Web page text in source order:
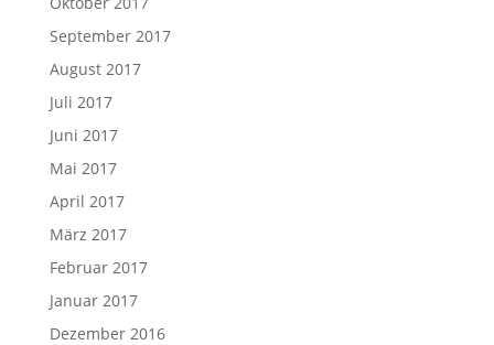
September 2017
August 2017
Juli 2017
Juni 2017
Mai 2017
April 2017
März 2017
Februar 2017
Januar 2017
Dezember 2016